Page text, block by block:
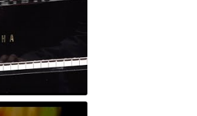
Lula Mistério (AO VIVO - Casino Estoril, Agosto 2020)